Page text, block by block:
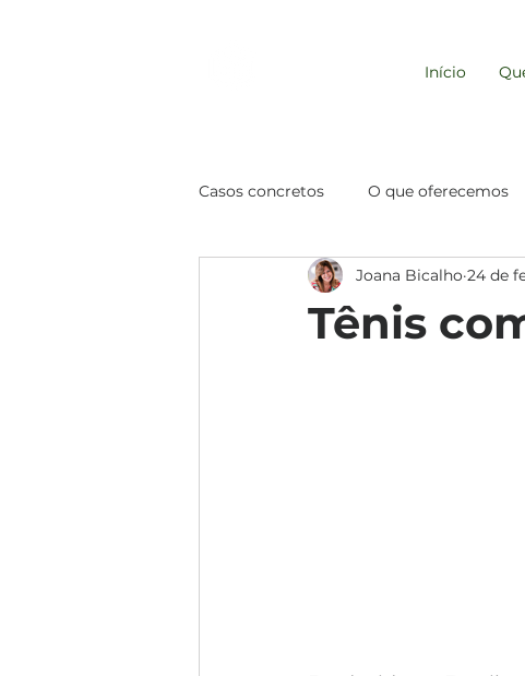
Início
Casos concretos O que oferecemos
Comportamento de Consumo
Tênis
Joana Bicalho 24 de